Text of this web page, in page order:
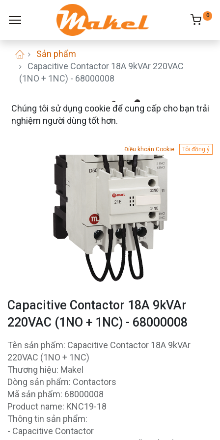
0
Sản phẩm
Capacitive Contactor 18A 9kVAr 220VAC
(1NO + 1NC) - 68000008
Capacitive Contactor 18A 9kVAr
220VAC (1NO + 1NC) - 68000008
Tên sản phẩm: Capacitive Contactor 18A 9kVAr
220VAC (1NO + 1NC)
Thương hiệu: Makel
Dòng sản phẩm: Contactors
Mã sản phẩm: 68000008
Product name: KNC19-18
Thông tin sản phẩm:
- Capacitive Contactor
Chúng tôi sử dụng cookie để cung cấp cho bạn trải
nghiệm người dùng tốt hơn.
Điều khoản Cookie Tôi đồng ý